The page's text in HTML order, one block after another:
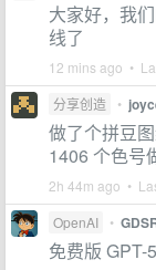
大家好，我
线了
12 mins ago •
分享创造 •
做了个拼豆
1406 个色号
2h 44m ago •
OpenAI •
免费版 GPT-